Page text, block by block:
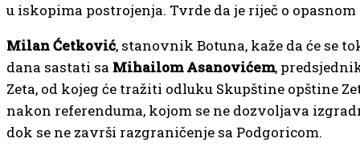
u iskopima postrojenja. Tvrde da je riječ o
Milan Ćetković, stanovnik Botuna, kaže da će se
dana sastati sa Mihailom Asanovićem,
Zeta, od kojeg će tražiti odluku Skupštine opštine
nakon referenduma, kojom se ne dozvoljava
dok se ne završi razgraničenje sa Podgoricom.